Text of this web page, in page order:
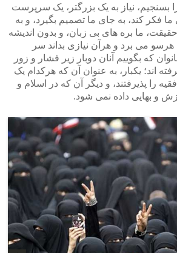
بسنجیم، نیاز به یک بزرگتر، یک سرپرست
فکر کند، به جای ما تصمیم بگیرد، و به
ما بره های بی زبان، و بدون اندیشه
هرسو می برد و هر‌آن نیازی بداند سر
که بگوییم آنان دوبار زیر فشار و زور
اند؛ یکبار، به عنوان آن که هرکدام یک
را پذیرفتند، و دیگر آن که در اسلام و
و بهایی داده نمی شود.